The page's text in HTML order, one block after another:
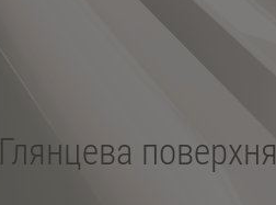
Глянцева поверхня